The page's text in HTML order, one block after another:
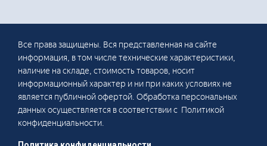
Все права защищены. Вся представленная на сайте
информация, в том числе технические характеристики,
наличие на складе, стоимость товаров, носит
информационный характер и ни при каких условиях не
является публичной офертой. Обработка персональных
данных осуществляется в соответствии с Политикой
конфиденциальности.